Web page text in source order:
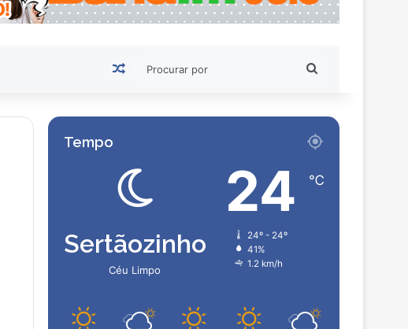
Artigo aleatório
Tempo
Sertãozinho
Céu Limpo
24 ℃
24º - 24º
41%
1.2 km/h